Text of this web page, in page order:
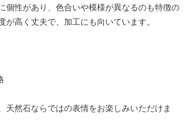
個性があり、色合いや模様が異なるのも特徴の
が高く丈夫で、加工にも向いています。
天然石ならではの表情をお楽しみいただけま